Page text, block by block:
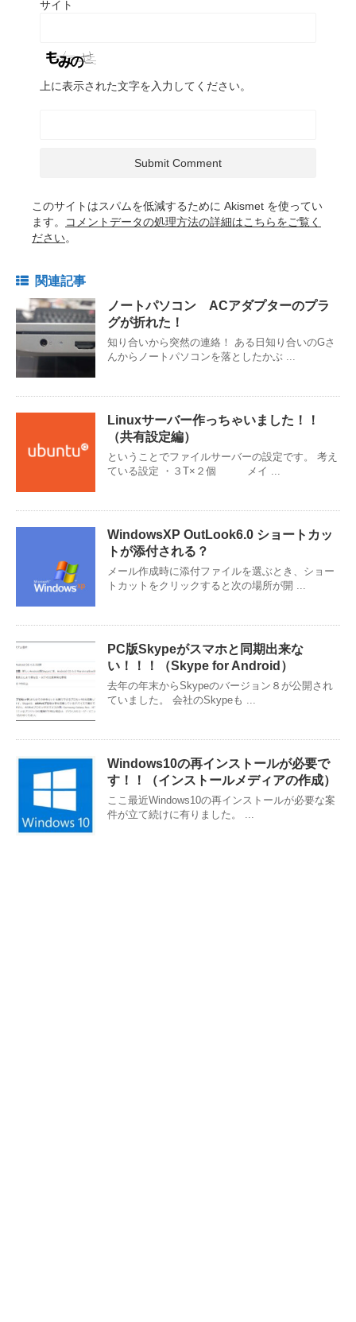
サイト
上に表示された文字を入力してください。
このサイトはスパムを低減するために Akismet を使ってい
ます。
コメントデータの処理方法の詳細はこちらをご覧く
ださい。
関連記事
ノートパソコン ACアダプターのプラ
グが折れた！
知り合いから突然の連絡！ ある日知り合いのGさ
んからノートパソコンを落としたかぶ ...
Linuxサーバー作っちゃいました！！
（共有設定編）
ということでファイルサーバーの設定です。 考え
ている設定 ・３T×２個 メイ ...
WindowsXP OutLook6.0 ショートカッ
トが添付される？
メール作成時に添付ファイルを選ぶとき、ショー
トカットをクリックすると次の場所が開 ...
PC版Skypeがスマホと同期出来な
い！！！（Skype for Android）
去年の年末からSkypeのバージョン８が公開され
ていました。 会社のSkypeも ...
Windows10の再インストールが必要で
す！！（インストールメディアの作成）
ここ最近Windows10の再インストールが必要な案
件が立て続けに有りました。 ...